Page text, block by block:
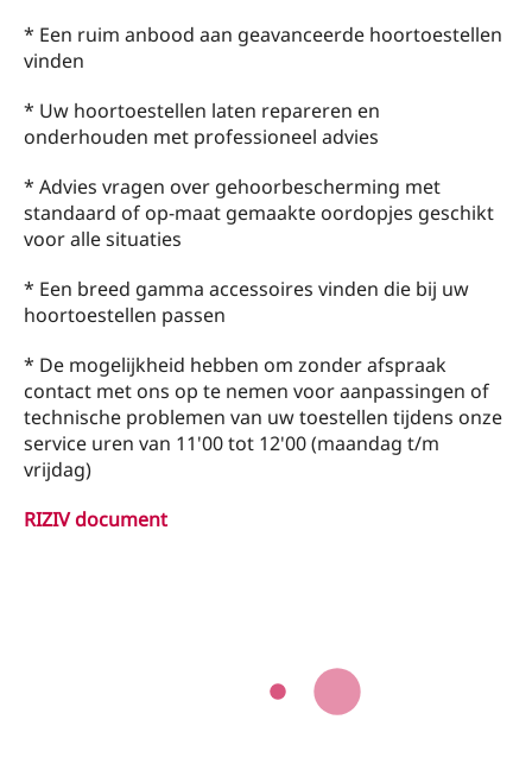
* Een ruim anbood aan geavanceerde hoortoestellen
vinden
* Uw hoortoestellen laten repareren en
onderhouden met professioneel advies
* Advies vragen over gehoorbescherming met
standaard of op-maat gemaakte oordopjes geschikt
voor alle situaties
* Een breed gamma accessoires vinden die bij uw
hoortoestellen passen
* De mogelijkheid hebben om zonder afspraak
contact met ons op te nemen voor aanpassingen of
technische problemen van uw toestellen tijdens onze
service uren van 11'00 tot 12'00 (maandag t/m
vrijdag)
RIZIV document